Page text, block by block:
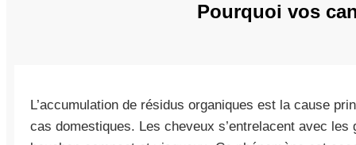
Pourquoi vos
L’accumulation de résidus organiques est la cause
cas domestiques. Les cheveux s’entrelacent avec